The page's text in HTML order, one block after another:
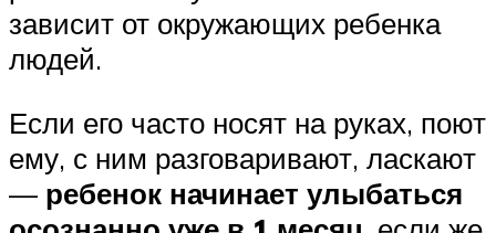
зависит от окружающих ребенка
людей.
Если его часто носят на руках, поют
ему, с ним разговаривают, ласкают
— ребенок начинает улыбаться